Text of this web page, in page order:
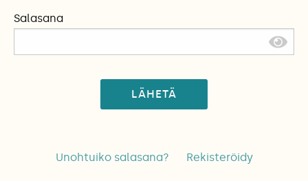
Salasana
LÄHETÄ
Unohtuiko salasana? Rekisteröidy